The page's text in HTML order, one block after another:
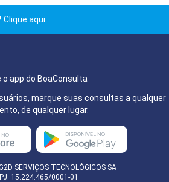
Clique aqui
o app do BoaConsulta
marque suas consultas a qualquer
de qualquer lugar.
SERVIÇOS TECNOLÓGICOS SA
15.224.465/0001-01